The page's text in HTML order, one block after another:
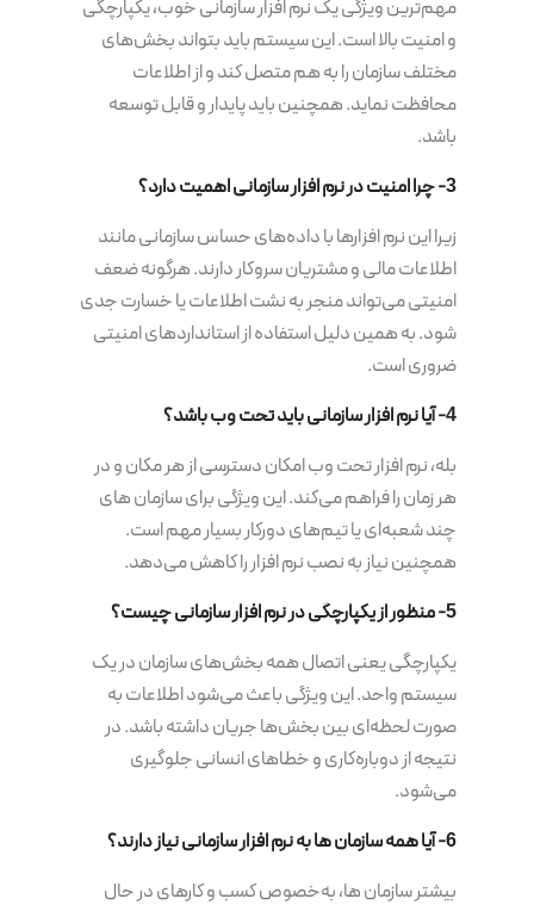
مهم‌ترین ویژگی یک نرم افزار سازمانی خوب، یکپارچگی
و امنیت بالا است. این سیستم باید بتواند بخش‌های
مختلف سازمان را به هم متصل کند و از اطلاعات
محافظت نماید. همچنین باید پایدار و قابل توسعه
باشد.
3- چرا امنیت در نرم افزار سازمانی اهمیت دارد؟
زیرا این نرم افزارها با داده‌های حساس سازمانی مانند
اطلاعات مالی و مشتریان سروکار دارند. هرگونه ضعف
امنیتی می‌تواند منجر به نشت اطلاعات یا خسارت جدی
شود. به همین دلیل استفاده از استانداردهای امنیتی
ضروری است.
4- آیا نرم افزار سازمانی باید تحت وب باشد؟
بله، نرم افزار تحت وب امکان دسترسی از هر مکان و در
هر زمان را فراهم می‌کند. این ویژگی برای سازمان های
چند شعبه‌ای یا تیم‌های دورکار بسیار مهم است.
همچنین نیاز به نصب نرم افزار را کاهش می‌دهد.
5- منظور از یکپارچگی در نرم افزار سازمانی چیست؟
یکپارچگی یعنی اتصال همه بخش‌های سازمان در یک
سیستم واحد. این ویژگی باعث می‌شود اطلاعات به
صورت لحظه‌ای بین بخش‌ها جریان داشته باشد. در
نتیجه از دوباره‌کاری و خطاهای انسانی جلوگیری
می‌شود.
6- آیا همه سازمان ها به نرم افزار سازمانی نیاز دارند؟
بیشتر سازمان ها، به‌خصوص کسب و کارهای در حال